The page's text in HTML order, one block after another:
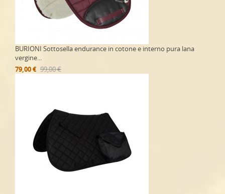
BURIONI Sottosella endurance in cotone e interno pura lana
vergine...
79,00 € 99,00 €